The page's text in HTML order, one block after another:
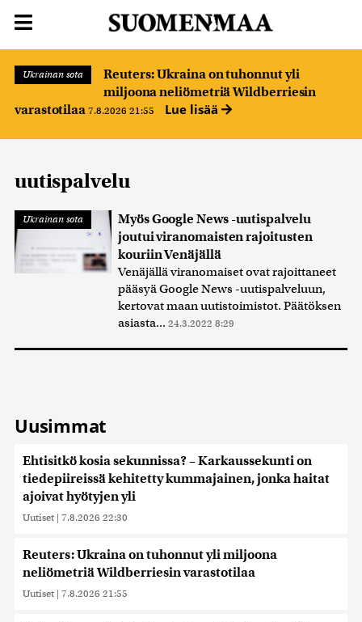
Ukrainan sota
Reuters: Ukraina on tuhonnut yli
miljoona neliömetriä Wildberriesin
varastotilaa 7.8.2026 21:55 Lue lisää
uutispalvelu
Ukrainan sota
Myös Google News -uutispalvelu
joutui viranomaisten rajoitusten
kouriin Venäjällä
Venäjällä viranomaiset ovat rajoittaneet
pääsyä Google News -uutispalveluun,
kertovat maan uutistoimistot. Päätöksen
asiasta... 24.3.2022 8:29
Uusimmat
Ehtisitkö kosia sekunnissa? – Karkaussekunti on
tiedepiireissä kehitetty kummajainen, jonka haitat
ajoivat hyötyjen yli
Uutiset | 7.8.2026 22:30
Reuters: Ukraina on tuhonnut yli miljoona
neliömetriä Wildberriesin varastotilaa
Uutiset | 7.8.2026 21:55